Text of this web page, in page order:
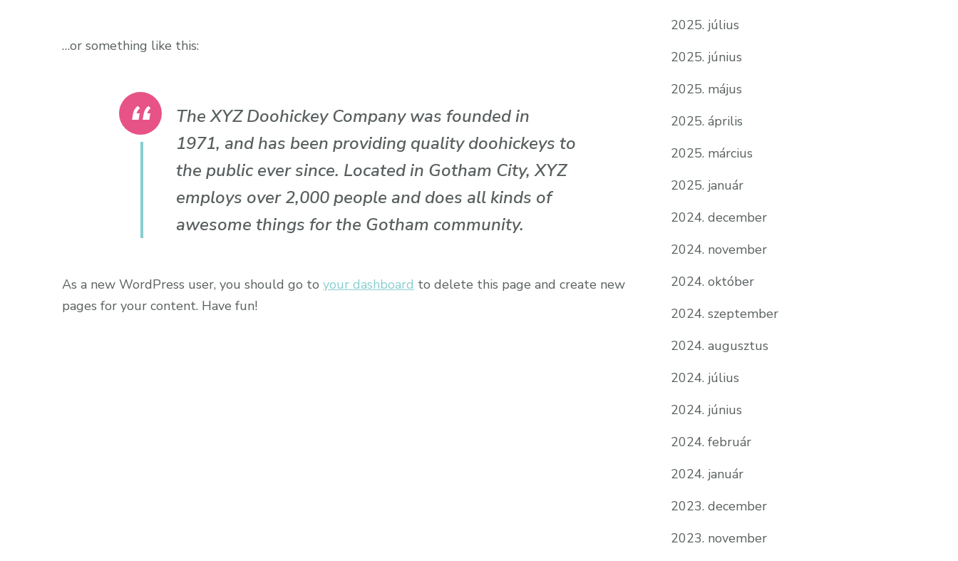
…or something like this:
The XYZ Doohickey Company was founded in
1971, and has been providing quality doohickeys to
the public ever since. Located in Gotham City, XYZ
employs over 2,000 people and does all kinds of
awesome things for the Gotham community.
As a new WordPress user, you should go to your dashboard to delete this page and create new
pages for your content. Have fun!
2025. július
2025. június
2025. május
2025. április
2025. március
2025. január
2024. december
2024. november
2024. október
2024. szeptember
2024. augusztus
2024. július
2024. június
2024. február
2024. január
2023. december
2023. november